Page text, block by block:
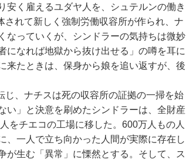
安く雇えるユダヤ人を、シュテルンの働き
れて新しく強制労働収容所が作られ、ナ
なっていくが、シンドラーの気持ちは微妙
になれば地獄から抜け出せる」の噂を耳に
来たときは、保身から娘を追い返すが、後
、ナチスは死の収容所の証拠の一掃を始
い」と決意を刷めたシンドラーは、全財産
をチエコの工場に移した。600万人もの人
、一人で立ち向かった人間が実際に存在し
が生む「異常」に慄然とする。そして、ス